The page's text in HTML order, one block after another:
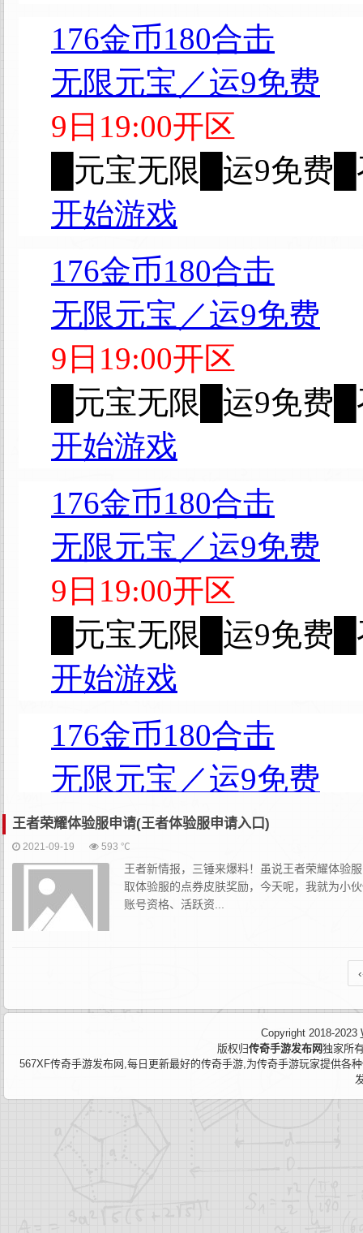
王者荣耀体验服申请(王者体验服申请入口)
2021-09-19 593 ℃
王者新情报，三锤来爆料！虽说王者荣耀体验
取体验服的点券皮肤奖励，今天呢，我就为小
账号资格、活跃资...
Copyright 2018-2023
版权归传奇手游发布网独家所
567XF传奇手游发布网,每日更新最好的传奇手游,为传奇手游玩家提供各